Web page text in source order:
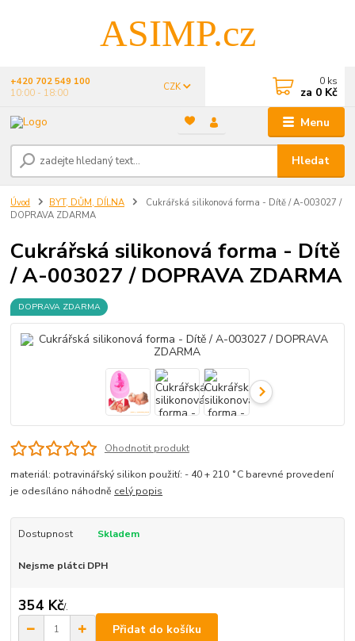
ASIMP.cz
Menu
CZK
Hledat
+420 702 549 100
10:00 - 18:00
0 ks
za 0 Kč
Úvod BYT, DŮM, DÍLNA
Cukrářská silikonová forma - Dítě / A-003027 /
DOPRAVA ZDARMA
Cukrářská silikonová forma - Dítě
/ A-003027 / DOPRAVA ZDARMA
DOPRAVA ZDARMA
Ohodnotit produkt
materiál: potravinářský silikon použití: - 40 + 210 ˚C barevné provedení
je odesíláno náhodně celý popis
Dostupnost Skladem
Nejsme plátci DPH
354 Kč/.
Přidat do košíku